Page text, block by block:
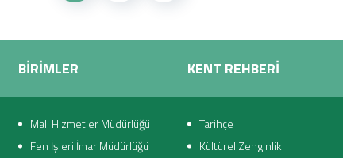
BİRİMLER
Mali Hizmetler Müdürlüğü
Fen İşleri İmar Müdürlüğü
KENT REHBERİ
Tarihçe
Kültürel Zenginlik